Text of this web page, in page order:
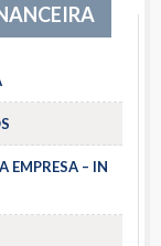
EMPRESA – IN